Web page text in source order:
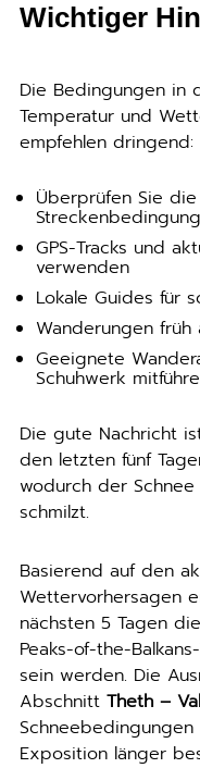
Wichtiger
Die Bedingungen in
Temperatur und
empfehlen dringend:
Überprüfen Sie
GPS-Tracks und
verwenden
Lokale Guides für
Wanderungen
Geeignete
Schuhwerk
Die gute Nachricht
den letzten fünf
wodurch der
schmilzt.
Basierend auf den
Wettervorhersagen
nächsten 5 Tagen
Peaks-of-the-
sein werden. Die
Abschnitt Theth –
Exposition länger